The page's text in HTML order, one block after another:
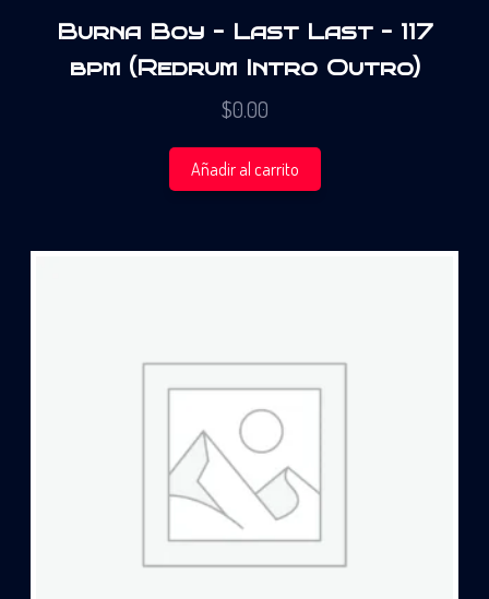
Burna Boy – Last Last – 117
bpm (Redrum Intro Outro)
$0.00
Añadir al carrito